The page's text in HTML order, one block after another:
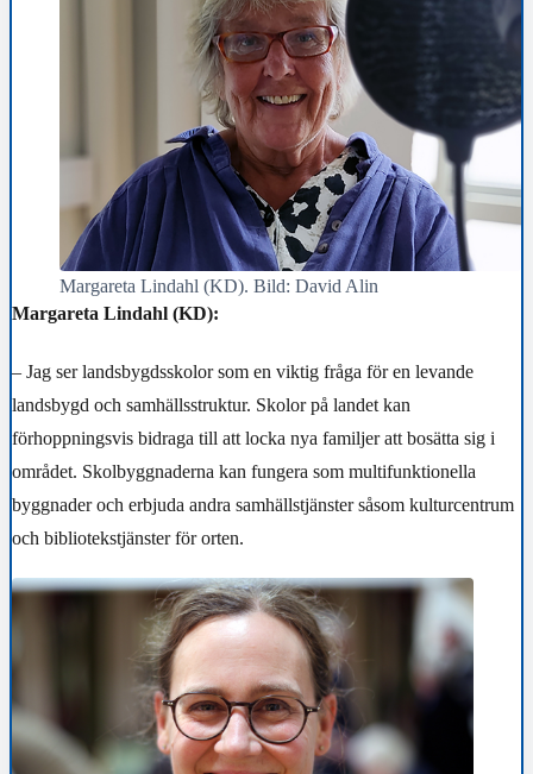
Margareta Lindahl (KD). Bild: David Alin
Margareta Lindahl (KD):
– Jag ser landsbygdsskolor som en viktig fråga för en levande
landsbygd och samhällsstruktur. Skolor på landet kan
förhoppningsvis bidraga till att locka nya familjer att bosätta sig i
området. Skolbyggnaderna kan fungera som multifunktionella
byggnader och erbjuda andra samhällstjänster såsom kulturcentrum
och bibliotekstjänster för orten.